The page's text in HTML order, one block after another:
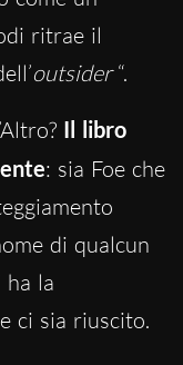
ritrae il
outsider “.
Il libro
: sia Foe che
di qualcun
ha la
ci sia riuscito.